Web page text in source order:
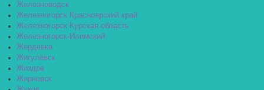
Железноводск
Железногорск Красноярский край
Железногорск Курская область
Железногорск-Илимский
Жердевка
Жигулёвск
Жиздра
Жирновск